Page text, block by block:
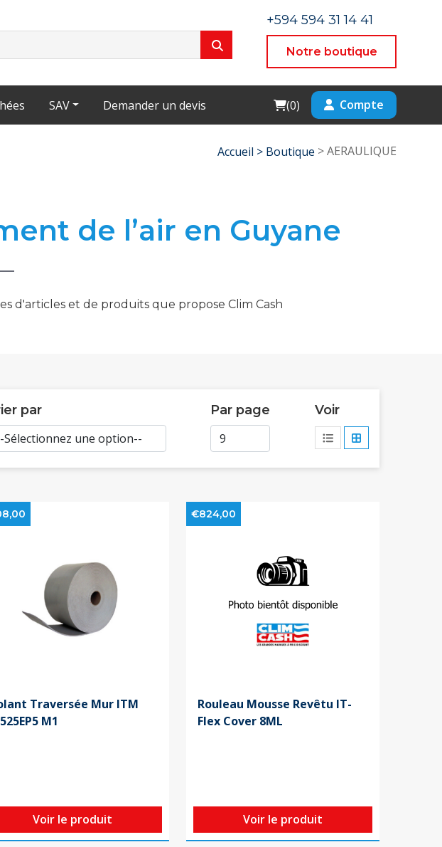
+594 594 31 14 41
Notre boutique
SAV Demander un devis Cart
(0) Compte
Accueil > Boutique > AERAULIQUE
de l’air en Guyane
d'articles et de produits que propose Clim Cash
par Par page Voir
Traversée Mur ITM
M1
Voir le produit
€824,00
Rouleau Mousse Revêtu IT-
Flex Cover 8ML
Voir le produit